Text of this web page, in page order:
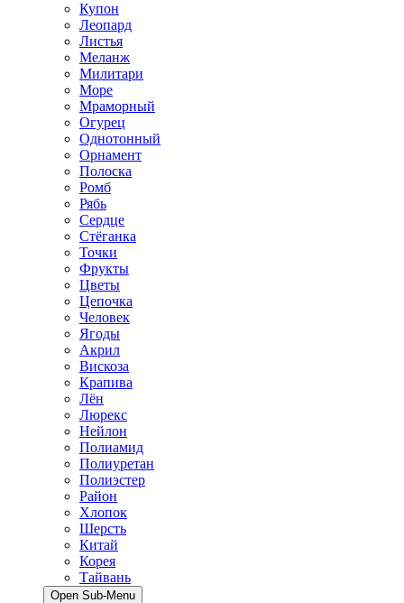
Купон
Леопард
Листья
Меланж
Милитари
Море
Мраморный
Огурец
Однотонный
Орнамент
Полоска
Ромб
Рябь
Сердце
Стёганка
Точки
Фрукты
Цветы
Цепочка
Человек
Ягоды
Акрил
Вискоза
Крапива
Лён
Люрекс
Нейлон
Полиамид
Полиуретан
Полиэстер
Район
Хлопок
Шерсть
Китай
Корея
Тайвань
Open Sub-Menu